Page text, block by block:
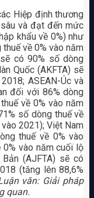
Hiệp định thương
và đạt đến mức
khẩu về 0%) như
về 0% vào năm
có 90% số dòng
Quốc (AKFTA) sẽ
ASEAN-Úc và
đối với 86% dòng
về 0% vào năm
số dòng thuế về
2021); Việt Nam
thuế về 0% vào
vào năm cuối lộ
(AJFTA) sẽ có
(tăng lên 88,6%
văn: Giải pháp
quan.